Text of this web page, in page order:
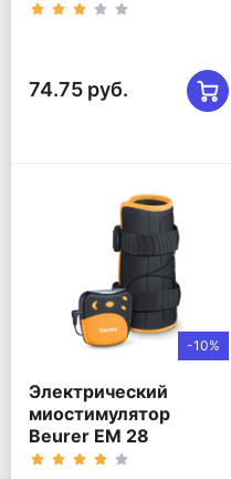
74.75 руб.
-10%
Электрический
миостимулятор
Beurer EM 28